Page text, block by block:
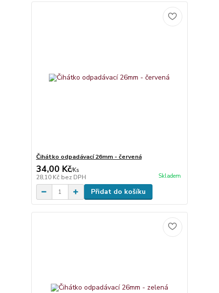
Čihátko odpadávací 26mm - červená
34,00 Kč/Ks
28,10 Kč bez DPH Skladem
Přidat do košíku